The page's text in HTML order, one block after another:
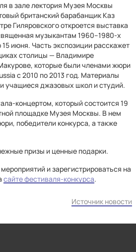
в зале лектория Музея Москвы
британский барабанщик Каз
Гиляровского откроется выставка
музыкантам 1960–1980-х
июня. Часть экспозиции расскажет
столицы — Владимире
которые были членами жюри
с 2010 по 2013 год. Материалы
учащиеся джазовых школ и студий.
концертом, который состоится 19
площадке Музея Москвы. В нем
победители конкурса, а также
призы и ценные подарки.
и зарегистрироваться на
сайте фестиваля-конкурса.
Источник новости